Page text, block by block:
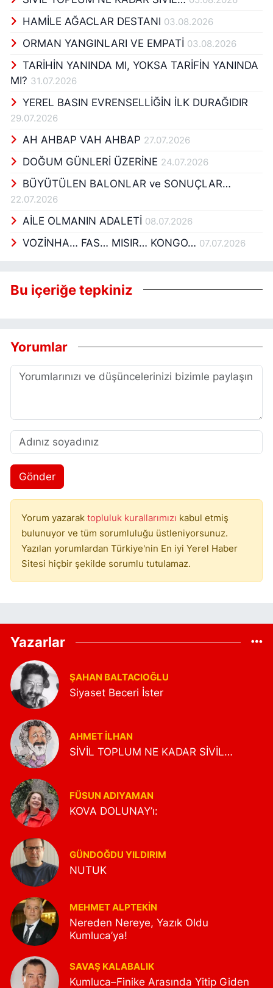
HAMİLE AĞACLAR DESTANI 03.08.2026
ORMAN YANGINLARI VE EMPATİ 03.08.2026
TARİHİN YANINDA MI, YOKSA TARİFİN YANINDA
MI? 31.07.2026
YEREL BASIN EVRENSELLİĞİN İLK DURAĞIDIR
29.07.2026
AH AHBAP VAH AHBAP 27.07.2026
DOĞUM GÜNLERİ ÜZERİNE 24.07.2026
BÜYÜTÜLEN BALONLAR ve SONUÇLAR…
22.07.2026
AİLE OLMANIN ADALETİ 08.07.2026
VOZİNHA… FAS… MISIR… KONGO… 07.07.2026
Bu içeriğe tepkiniz
Yorumlar
Gönder
Yorum yazarak topluluk kurallarımızı kabul etmiş
bulunuyor ve tüm sorumluluğu üstleniyorsunuz.
Yazılan yorumlardan Türkiye'nin En iyi Yerel Haber
Sitesi hiçbir şekilde sorumlu tutulamaz.
Yazarlar
ŞAHAN BALTACIOĞLU
Siyaset Beceri İster
AHMET İLHAN
SİVİL TOPLUM NE KADAR SİVİL…
FÜSUN ADIYAMAN
KOVA DOLUNAY’ı:
GÜNDOĞDU YILDIRIM
NUTUK
MEHMET ALPTEKİN
Nereden Nereye, Yazık Oldu
Kumluca’ya!
SAVAŞ KALABALIK
Kumluca–Finike Arasında Yitip Giden